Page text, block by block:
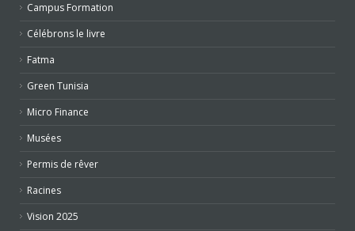
Campus Formation
Célébrons le livre
Fatma
Green Tunisia
Micro Finance
Musées
Permis de rêver
Racines
Vision 2025